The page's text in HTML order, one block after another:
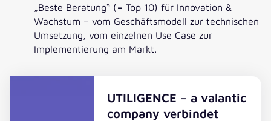
„Beste Beratung“ (= Top 10) für Innovation &
Wachstum – vom Geschäftsmodell zur technischen
Umsetzung, vom einzelnen Use Case zur
Implementierung am Markt.
UTILIGENCE – a valantic
company verbindet